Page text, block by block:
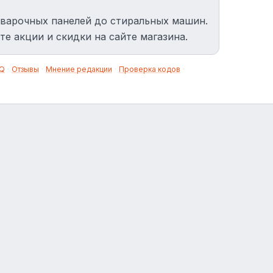
панелей до стиральных машин.
акции и скидки на сайте магазина.
· Отзывы · Мнение редакции · Проверка кодов ·